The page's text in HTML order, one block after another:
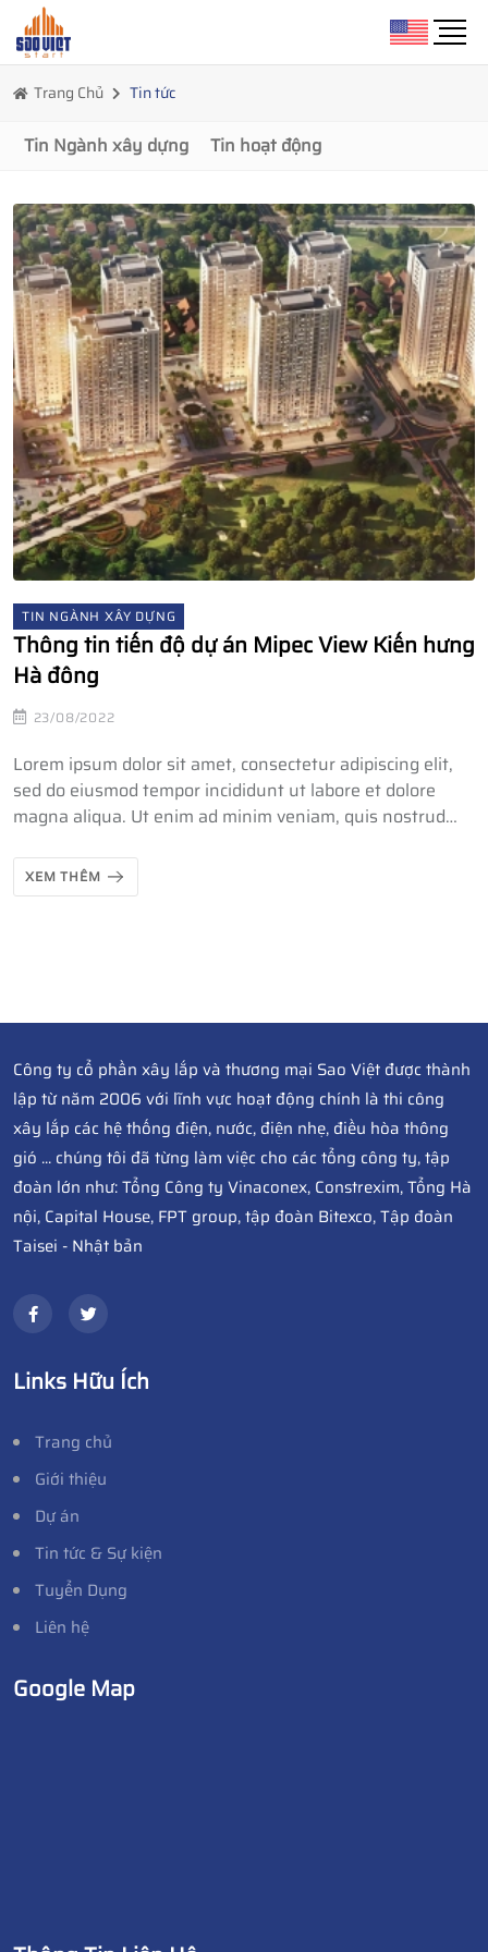
Trang Chủ Tin tức
Tin Ngành xây dựng Tin hoạt động
TIN NGÀNH XÂY DỰNG
Thông tin tiến độ dự án Mipec View Kiến hưng
Hà đông
23/08/2022
Lorem ipsum dolor sit amet, consectetur adipiscing elit,
sed do eiusmod tempor incididunt ut labore et dolore
magna aliqua. Ut enim ad minim veniam, quis nostrud
consequat. Duis aute irure dolor in reprehenderit in
voluptate velit esse cillum dolore eu fugiat nulla pariatur.
XEM THÊM
Công ty cổ phần xây lắp và thương mại Sao Việt được thành
lập từ năm 2006 với lĩnh vực hoạt động chính là thi công
xây lắp các hệ thống điện, nước, điện nhẹ, điều hòa thông
gió ... chúng tôi đã từng làm việc cho các tổng công ty, tập
đoàn lớn như: Tổng Công ty Vinaconex, Constrexim, Tổng Hà
nội, Capital House, FPT group, tập đoàn Bitexco, Tập đoàn
Taisei - Nhật bản
Links Hữu Ích
Trang chủ
Giới thiệu
Dự án
Tin tức & Sự kiện
Tuyển Dụng
Liên hệ
Google Map